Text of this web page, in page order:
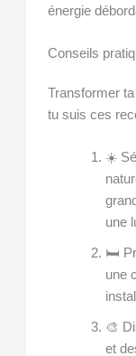
énergie
Conseils
Transformer
tu suis ces
☀️
une
🛏️
une
🎨
et